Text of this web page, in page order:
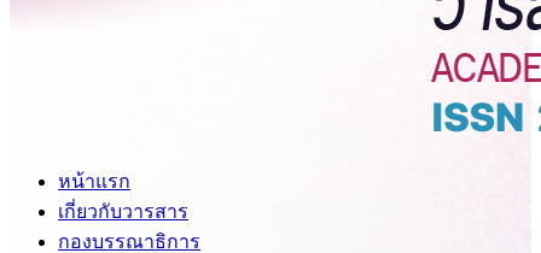
หน้าแรก
เกี่ยวกับวารสาร
กองบรรณาธิการ